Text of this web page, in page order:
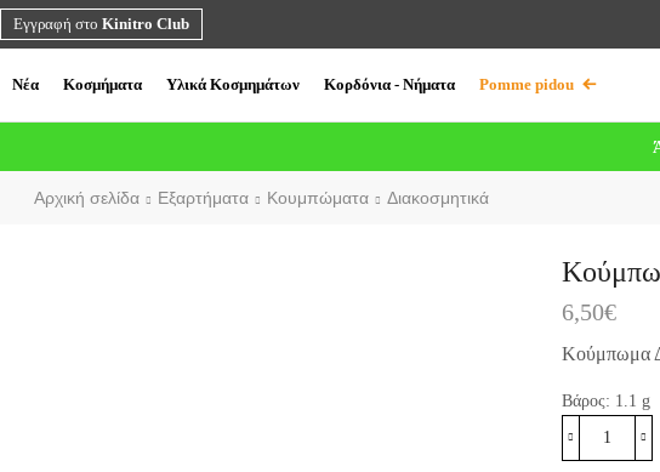
Εγγραφή στο Kinitro Club
Νέα Κοσμήματα Υλικά Κοσμημάτων Κορδόνια - Νήματα Pomme pidou
Αρχική σελίδα Εξαρτήματα Κουμπώματα Διακοσμητικά
6,50€
Κούμπωμα
Βάρος: 1.1 g